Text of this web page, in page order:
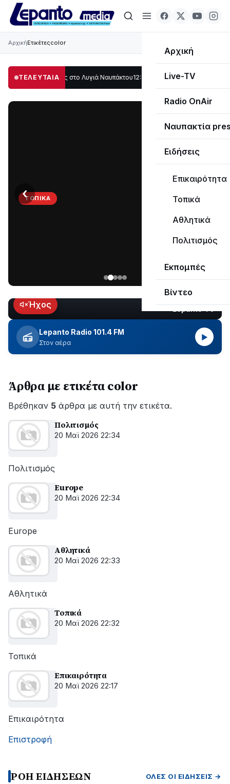
Αρχική
Live-TV
Radio OnAir
Ναυπακτία
Ειδήσεις
Επικαιρότητα
Τοπικά
Αθλητικά
Πολιτισμός
Εκπομπές
Βίντεο
ΑρχικήΕτικέτεςcolor
ΤΕΛΕΥΤΑΙΑ
μέρος στο Λυγιά Ναυπάκτου12:08 Σε τροχιά υλοποίησης η Παράκαμψη
ΤΟΠΙΚΆ
Ναυπάκτου
εδώ
και
περίπου
δύο
ώρες
εξέλιξη
οι
εργασίες
ΔΕΔΔΗΕ
για
την
της
βλάβης
‹
LIVEΉχος
Lepanto Radio 101.4 FM
Στον αέρα
▶
Άρθρα με ετικέτα color
Βρέθηκαν 5 άρθρα με αυτή την ετικέτα.
Πολιτισμός
20 Μαϊ 2026 22:34
Πολιτισμός
Europe
20 Μαϊ 2026 22:34
Europe
Αθλητικά
20 Μαϊ 2026 22:33
Αθλητικά
Τοπικά
20 Μαϊ 2026 22:32
Τοπικά
Επικαιρότητα
20 Μαϊ 2026 22:17
Επικαιρότητα
Επιστροφή
ΡΟΗ ΕΙΔΗΣΕΩΝ ΌΛΕΣ ΟΙ ΕΙΔΉΣΕΙΣ →